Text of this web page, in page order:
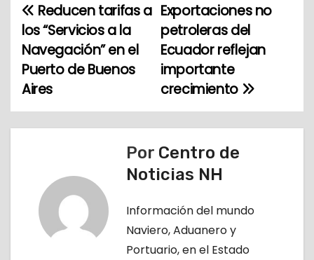
N
a
v
e
g
Exportaciones no
petroleras del
Ecuador reflejan
importante
crecimiento
Reducen tarifas a
los “Servicios a la
Navegación” en el
Puerto de Buenos
Aires
Por Centro de
Noticias NH
Información del mundo
Naviero, Aduanero y
Portuario, en el Estado